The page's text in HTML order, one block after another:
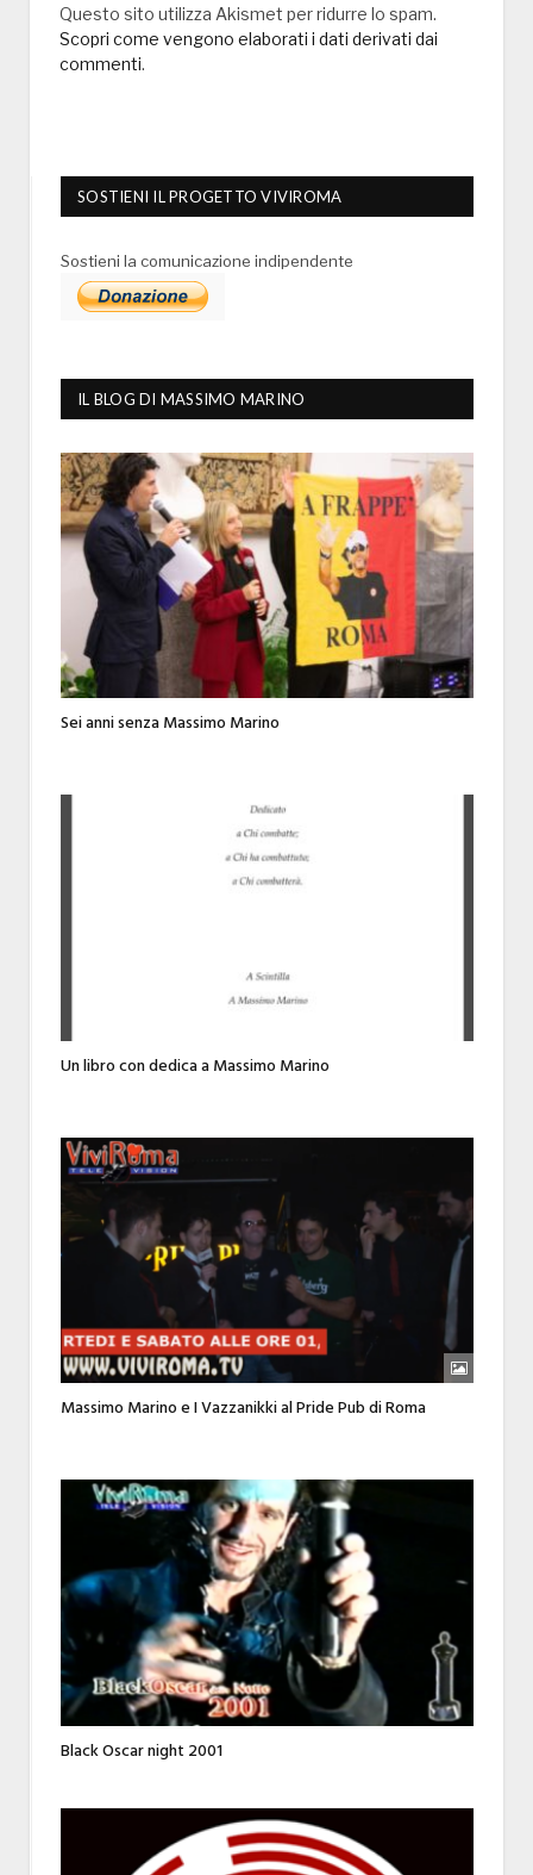
Questo sito utilizza Akismet per ridurre lo spam.
Scopri come vengono elaborati i dati derivati dai
commenti.
SOSTIENI IL PROGETTO VIVIROMA
Sostieni la comunicazione indipendente
IL BLOG DI MASSIMO MARINO
Sei anni senza Massimo Marino
Un libro con dedica a Massimo Marino
Massimo Marino e I Vazzanikki al Pride Pub di Roma
Black Oscar night 2001